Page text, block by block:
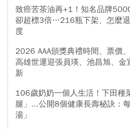
致癌苦茶油再+1！知名品牌
卻超標3倍…216瓶下架、怎麼
度
2026 AAA頒獎典禮時間、票價
高雄世運迎張員瑛、池昌旭、
新
106歲奶奶一個人生活！下田種
腿」...公開8個健康長壽秘訣：
湯」